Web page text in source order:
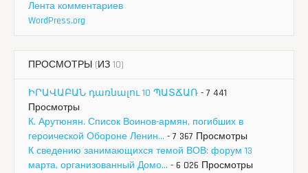
Лента комментариев
WordPress.org
ПРОСМОТРЫ (ИЗ 10)
ԻՐԱՎԱԲԱՆ դառնալու 10 ՊԱՏՃԱՌ - 7 441
Просмотры
К. Арутюнян. Список Воинов-армян, погибших в
героической Обороне Ленин... - 7 367 Просмотры
К сведению занимающихся темой ВОВ: форум 13
марта, организованный Домо... - 6 026 Просмотры